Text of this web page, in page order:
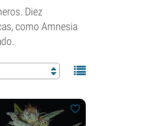
Diez
como Amnesia